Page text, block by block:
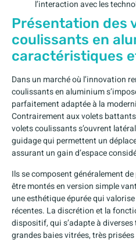
l’interaction avec les
Présentation des
coulissants en
caractéristiques
Dans un marché où l’innovation
coulissants en aluminium
parfaitement adaptée à la
Contrairement aux volets
volets coulissants s’ouvrent
guidage qui permettent un
assurant un gain d’espace
Ils se composent généralement
être montés en version simple
une esthétique épurée qui
récentes. La discrétion et la
dispositif, qui s’adapte à
grandes baies vitrées, très